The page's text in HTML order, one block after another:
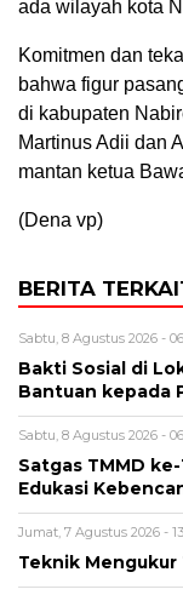
ada wilayah kota
Komitmen dan
bahwa figur
di kabupaten
Martinus Adii dan
mantan ketua
(Dena vp)
BERITA
Sabtu, 8 Agustus 2026 -
Bakti Sosial di
Bantuan kepada
Sabtu, 8 Agustus 2026 -
Satgas TMMD
Edukasi
Jumat, 7 Agustus 2026 -
Teknik Mengukur